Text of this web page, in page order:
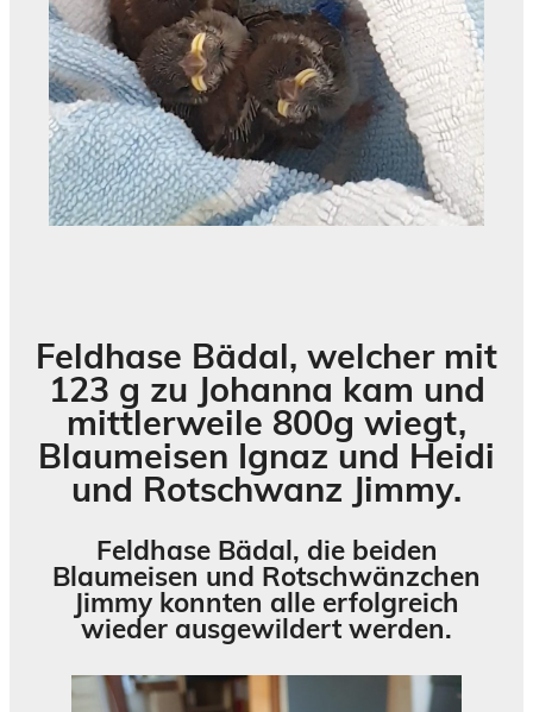
Feldhase Bädal, welcher mit
123 g zu Johanna kam und
mittlerweile 800g wiegt,
Blaumeisen Ignaz und Heidi
und Rotschwanz Jimmy.
Feldhase Bädal, die beiden
Blaumeisen und Rotschwänzchen
Jimmy konnten alle erfolgreich
wieder ausgewildert werden.